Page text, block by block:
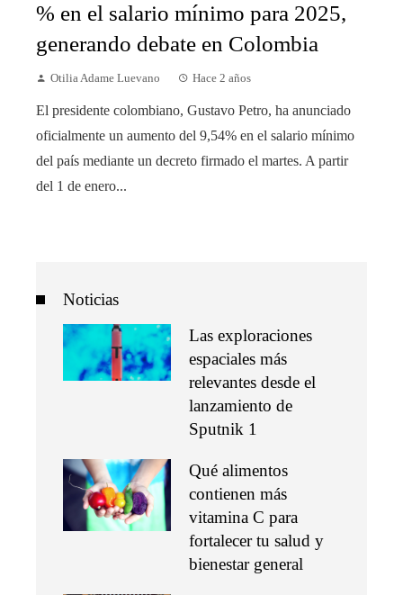
% en el salario mínimo para 2025,
generando debate en Colombia
Otilia Adame Luevano Hace 2 años
El presidente colombiano, Gustavo Petro, ha anunciado
oficialmente un aumento del 9,54% en el salario mínimo
del país mediante un decreto firmado el martes. A partir
del 1 de enero...
Noticias
Las exploraciones
espaciales más
relevantes desde el
lanzamiento de
Sputnik 1
Qué alimentos
contienen más
vitamina C para
fortalecer tu salud y
bienestar general